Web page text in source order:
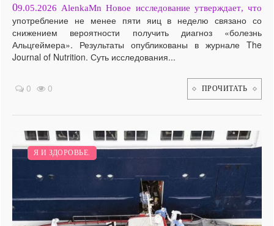
09.05.2026 AlenkaMn Новое исследование утверждает, что
употребление не менее пяти яиц в неделю связано со
снижением вероятности получить диагноз «болезнь
Альцгеймера». Результаты опубликованы в журнале The
Journal of Nutrition. Суть исследования...
0 0 ПРОЧИТАТЬ
Я И ЗДОРОВЬЕ.